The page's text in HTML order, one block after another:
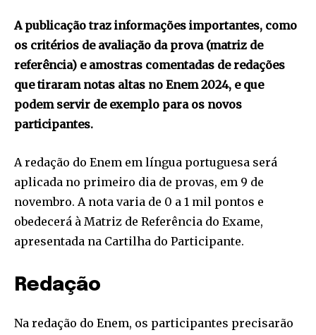
A publicação traz informações importantes, como
os critérios de avaliação da prova (matriz de
referência) e amostras comentadas de redações
que tiraram notas altas no Enem 2024, e que
podem servir de exemplo para os novos
participantes.
A redação do Enem em língua portuguesa será
aplicada no primeiro dia de provas, em 9 de
novembro. A nota varia de 0 a 1 mil pontos e
obedecerá à Matriz de Referência do Exame,
apresentada na Cartilha do Participante.
Redação
Na redação do Enem, os participantes precisarão